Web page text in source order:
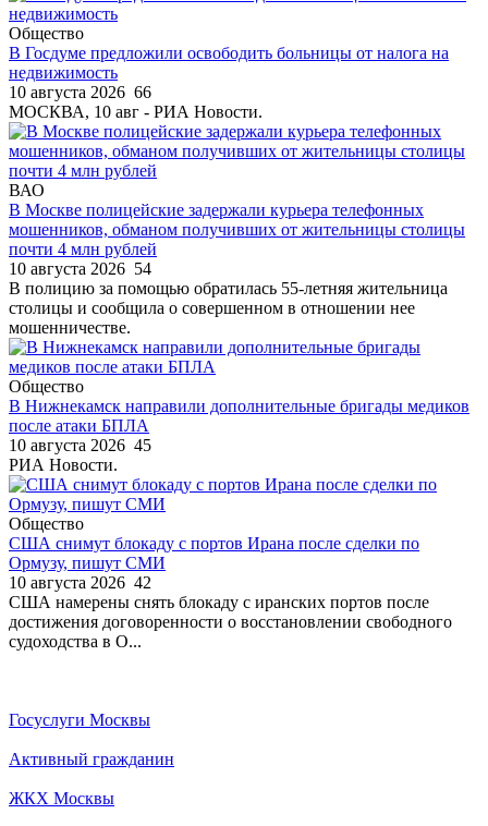
Общество
В Госдуме предложили освободить больницы от налога на
недвижимость
10 августа 2026 66
МОСКВА, 10 авг - РИА Новости.
ВАО
В Москве полицейские задержали курьера телефонных
мошенников, обманом получивших от жительницы столицы
почти 4 млн рублей
10 августа 2026 54
В полицию за помощью обратилась 55-летняя жительница
столицы и сообщила о совершенном в отношении нее
мошенничестве.
Общество
В Нижнекамск направили дополнительные бригады медиков
после атаки БПЛА
10 августа 2026 45
РИА Новости.
Общество
США снимут блокаду с портов Ирана после сделки по
Ормузу, пишут СМИ
10 августа 2026 42
США намерены снять блокаду с иранских портов после
достижения договоренности о восстановлении свободного
судоходства в О...
Госуслуги Москвы
Активный гражданин
ЖКХ Москвы